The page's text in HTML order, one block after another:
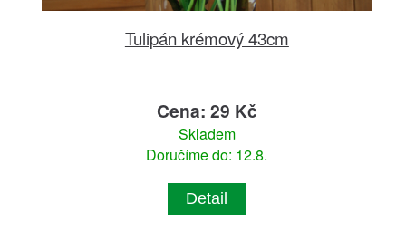
Tulipán krémový 43cm
Cena: 29 Kč
Skladem
Doručíme do: 12.8.
Detail